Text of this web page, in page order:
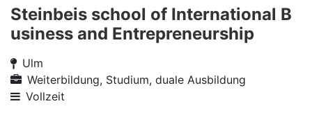
Steinbeis school of International B
usiness and Entrepreneurship
Ulm
Weiterbildung, Studium, duale Ausbildung
Vollzeit